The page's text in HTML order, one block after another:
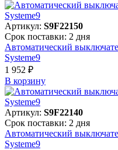
Артикул: S9F22150
Срок поставки: 2 дня
Автоматический
Systeme9
1 952 ₽
В корзинy
Артикул: S9F22140
Срок поставки: 2 дня
Автоматический
Systeme9